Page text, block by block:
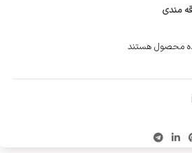
مندی
محصول هستند